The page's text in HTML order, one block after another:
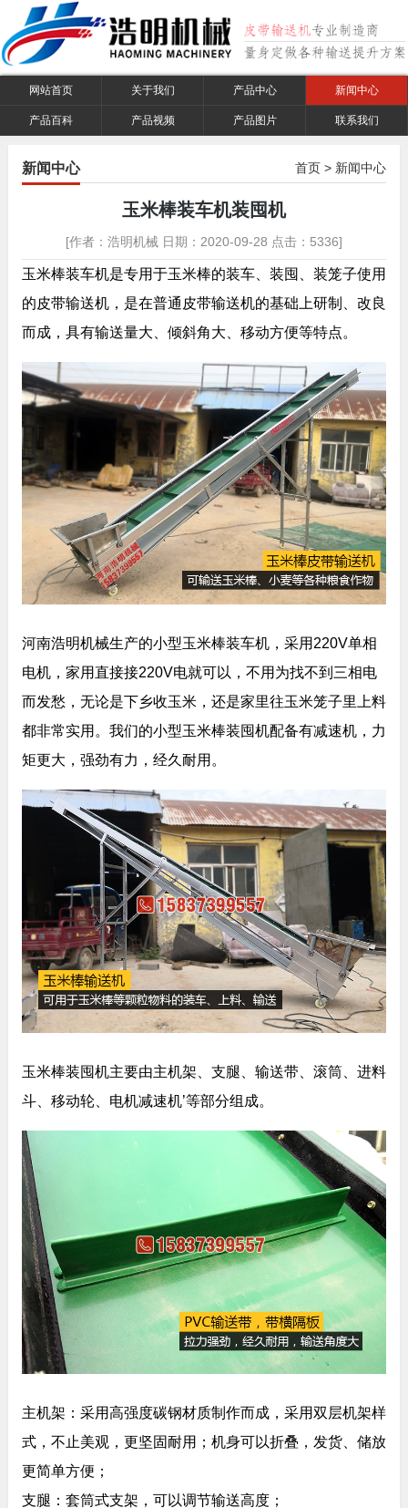
网站首页 关于我们 产品中心 新闻中心
产品百科 产品视频 产品图片 联系我们
新闻中心 首页 > 新闻中心
玉米棒装车机装囤机
[作者：浩明机械 日期：2020-09-28 点击：5336]
玉米棒装车机是专用于玉米棒的装车、装囤、装笼子使用
的皮带输送机，是在普通皮带输送机的基础上研制、改良
而成，具有输送量大、倾斜角大、移动方便等特点。
河南浩明机械生产的小型玉米棒装车机，采用220V单相
电机，家用直接接220V电就可以，不用为找不到三相电
而发愁，无论是下乡收玉米，还是家里往玉米笼子里上料
都非常实用。我们的小型玉米棒装囤机配备有减速机，力
矩更大，强劲有力，经久耐用。
玉米棒装囤机主要由主机架、支腿、输送带、滚筒、进料
斗、移动轮、电机减速机’等部分组成。
主机架：采用高强度碳钢材质制作而成，采用双层机架样
式，不止美观，更坚固耐用；机身可以折叠，发货、储放
更简单方便；
支腿：套筒式支架，可以调节输送高度；